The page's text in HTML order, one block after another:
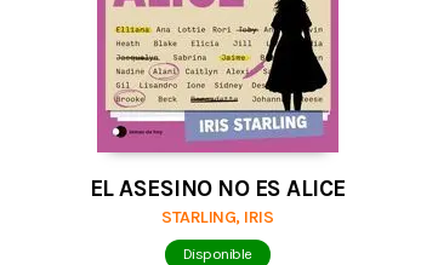
EL ASESINO NO ES ALICE
STARLING, IRIS
Disponible